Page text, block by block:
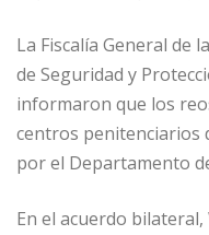
La Fiscalía General de
de Seguridad y
informaron que los
centros penitenciarios
por el Departamento
En el acuerdo